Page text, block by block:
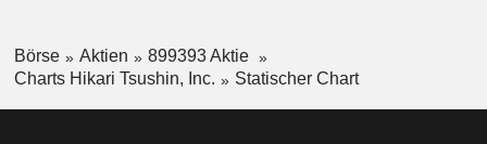
Börse Aktien
899393 Aktie
Charts Hikari Tsushin, Inc.
Statischer Chart